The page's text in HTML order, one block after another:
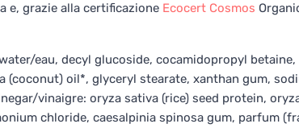
e, grazie alla certificazione Ecocert Cosmos
eau, decyl glucoside, cocamidopropyl
(coconut) oil*, glyceryl stearate, xanthan gum,
vinaigre: oryza sativa (rice) seed protein,
chloride, caesalpinia spinosa gum, parfum